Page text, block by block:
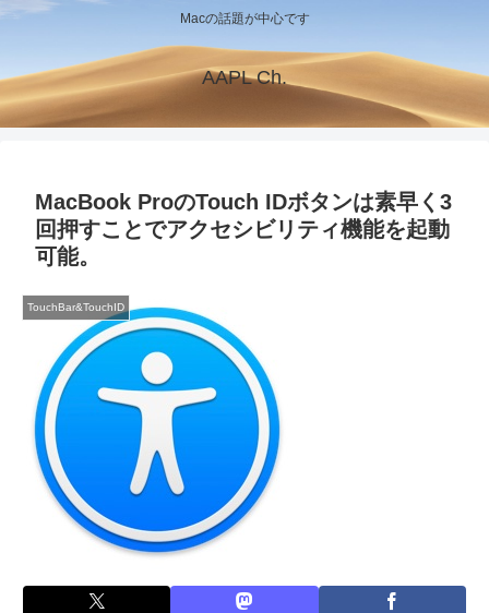
Macの話題が中心です
AAPL Ch.
MacBook ProのTouch IDボタンは素早く3
回押すことでアクセシビリティ機能を起動
可能。
TouchBar&TouchID